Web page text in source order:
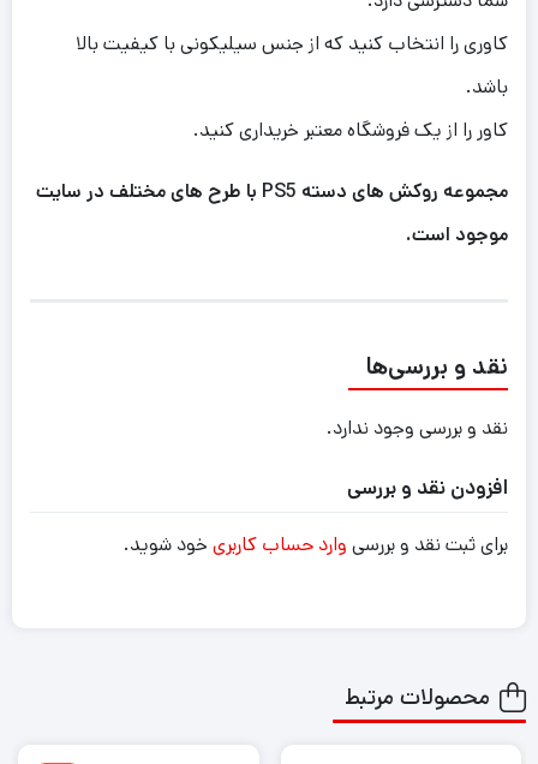
کاوری را انتخاب کنید که از جنس سیلیکونی با کیفیت بالا
باشد.
کاور را از یک فروشگاه معتبر خریداری کنید.
مجموعه روکش های دسته PS5 با طرح های مختلف در سایت
موجود است.
نقد و بررسی‌ها
نقد و بررسی وجود ندارد.
افزودن نقد و بررسی
برای ثبت نقد و بررسی وارد حساب کاربری خود شوید.
محصولات مرتبط